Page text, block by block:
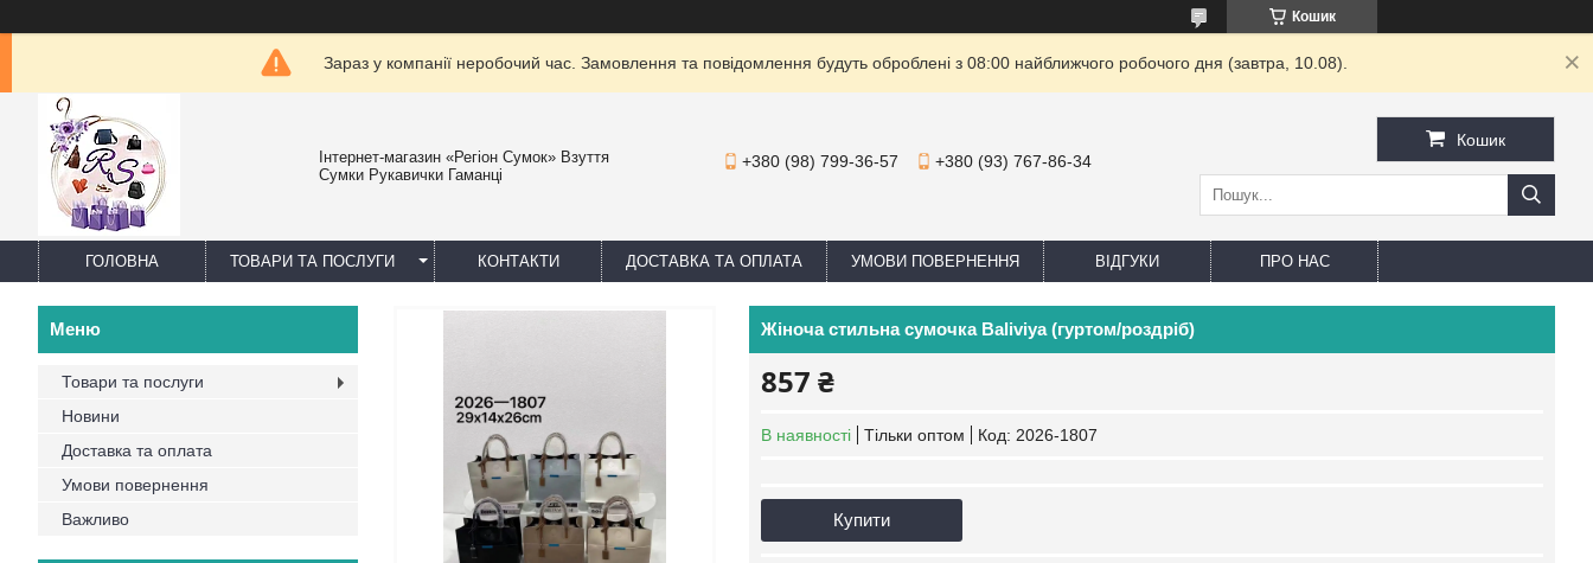
Кошик
Зараз у компанії неробочий час. Замовлення та повідомлення будуть оброблені з 08:00 найближчого робочого дня (завтра, 10.08).
Інтернет-магазин «Регіон Сумок» Взуття
Сумки Рукавички Гаманці
+380 (98) 799-36-57 +380 (93) 767-86-34
Кошик
ГОЛОВНА ТОВАРИ ТА ПОСЛУГИ КОНТАКТИ ДОСТАВКА ТА ОПЛАТА УМОВИ ПОВЕРНЕННЯ ВІДГУКИ ПРО НАС
Жіноча стильна сумочка Baliviya (гуртом/роздріб)
857 ₴
В наявності Тільки оптом Код: 2026-1807
Купити
Товари та послуги
Новини
Доставка та оплата
Умови повернення
Важливо